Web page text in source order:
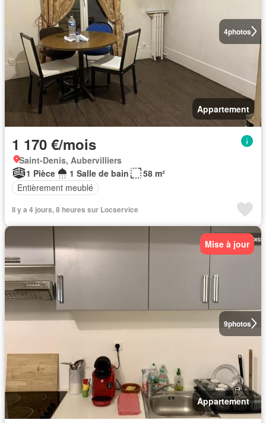
4photos
Appartement
1 170 €/mois
Saint-Denis, Aubervilliers
1 Pièce
1 Salle de bain
58 m²
Entièrement meublé
Il y a 4 jours, 8 heures sur Locservice
9photos
Mise à jour
Appartement